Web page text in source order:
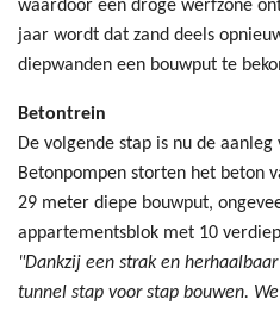
waardoor een droge werfzone
jaar wordt dat zand deels
diepwanden een bouwput te
Betontrein
De volgende stap is nu de
Betonpompen storten het beton
29 meter diepe bouwput,
appartementsblok met 10
"Dankzij een strak en
tunnel stap voor stap bouwen.